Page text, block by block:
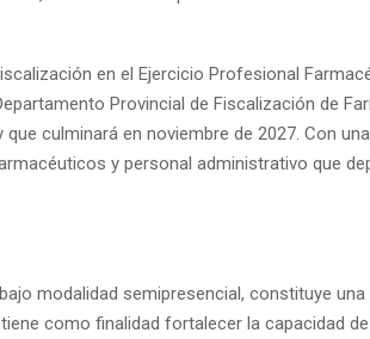
en el Ejercicio Profesional
Provincial de Fiscalización de
culminará en noviembre de 2027. Con
y personal administrativo que
modalidad semipresencial, constituye una
como finalidad fortalecer la capacidad